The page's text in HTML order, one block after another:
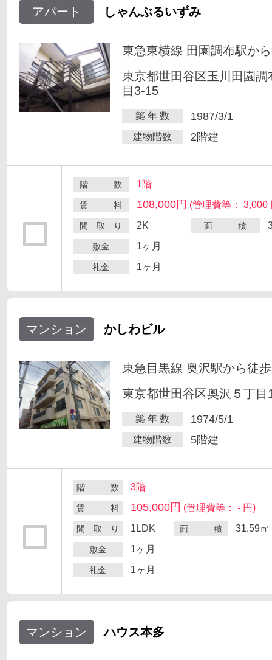
アパート しゃんぶるいずみ
東急東横線 田園調布駅か
東京都世田谷区玉川田園調
目3-15
築 年 数 1987/3/1
建物階数 2階建
階 数 1階
賃 料 108,000円 (管理費等： 3,000
間 取 り 2K 面 積
敷金 1ヶ月
礼金 1ヶ月
マンション かしわビル
東急目黒線 奥沢駅から徒
東京都世田谷区奥沢５丁目
築 年 数 1974/5/1
建物階数 5階建
階 数 3階
賃 料 105,000円 (管理費等： - 円)
間 取 り 1LDK 面 積 31.59㎡
敷金 1ヶ月
礼金 1ヶ月
マンション ハウス本多